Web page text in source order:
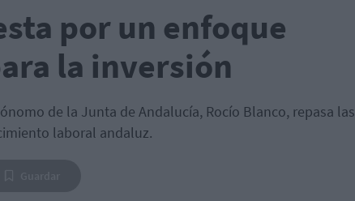
por un enfoque
la inversión
de la Junta de Andalucía, Rocío Blanco, repasa las
laboral andaluz.